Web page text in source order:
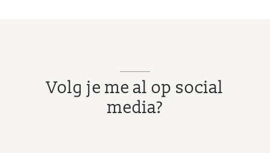
Volg je me al op social
media?